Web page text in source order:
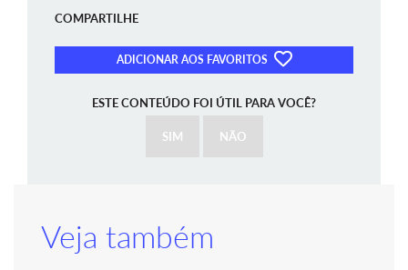
COMPARTILHE
ADICIONAR AOS FAVORITOS
ESTE CONTEÚDO FOI ÚTIL PARA VOCÊ?
SIM NÃO
Veja também